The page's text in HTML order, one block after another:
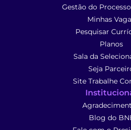
Gestão do
Minhas
Pesquisar
Planos
Sala da
Seja
Site Trabalhe
Blog do